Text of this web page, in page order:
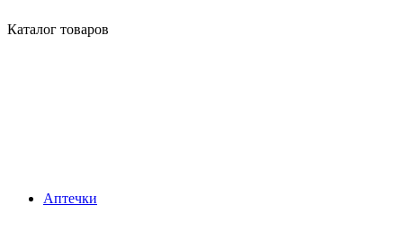
Каталог товаров
Аптечки